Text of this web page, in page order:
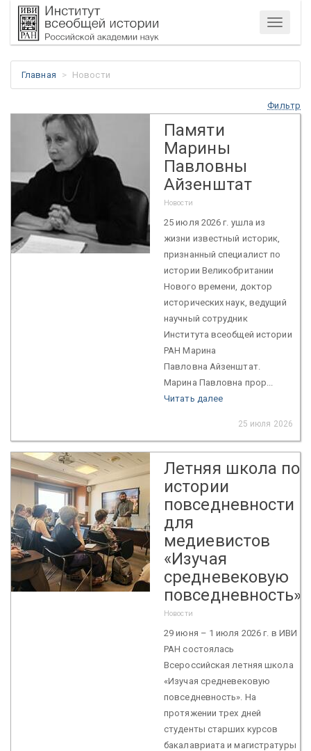
Меню
Главная Новости
Фильтр
Памяти
Марины
Павловны
Айзенштат
Новости
25 июля 2026 г. ушла из
жизни известный историк,
признанный специалист по
истории Великобритании
Нового времени, доктор
исторических наук, ведущий
научный сотрудник
Института всеобщей истории
РАН Марина
Павловна Айзенштат.
Марина Павловна прор...
Читать далее
25 июля 2026
Летняя школа по
истории
повседневности
для
медиевистов
«Изучая
средневековую
повседневность»
Новости
29 июня – 1 июля 2026 г. в ИВИ
РАН состоялась
Всероссийская летняя школа
«Изучая средневековую
повседневность». На
протяжении трех дней
студенты старших курсов
бакалавриата и магистратуры